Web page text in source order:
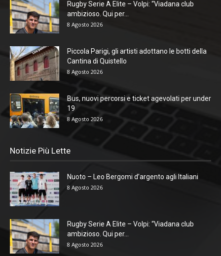
Rugby Serie A Elite – Volpi: “Viadana club
ambizioso. Qui per...
8 Agosto 2026
Piccola Parigi, gli artisti adottano le botti della
Cantina di Quistello
8 Agosto 2026
Bus, nuovi percorsi e ticket agevolati per under
19
8 Agosto 2026
Notizie Più Lette
Nuoto – Leo Bergomi d’argento agli Italiani
8 Agosto 2026
Rugby Serie A Elite – Volpi: “Viadana club
ambizioso. Qui per...
8 Agosto 2026